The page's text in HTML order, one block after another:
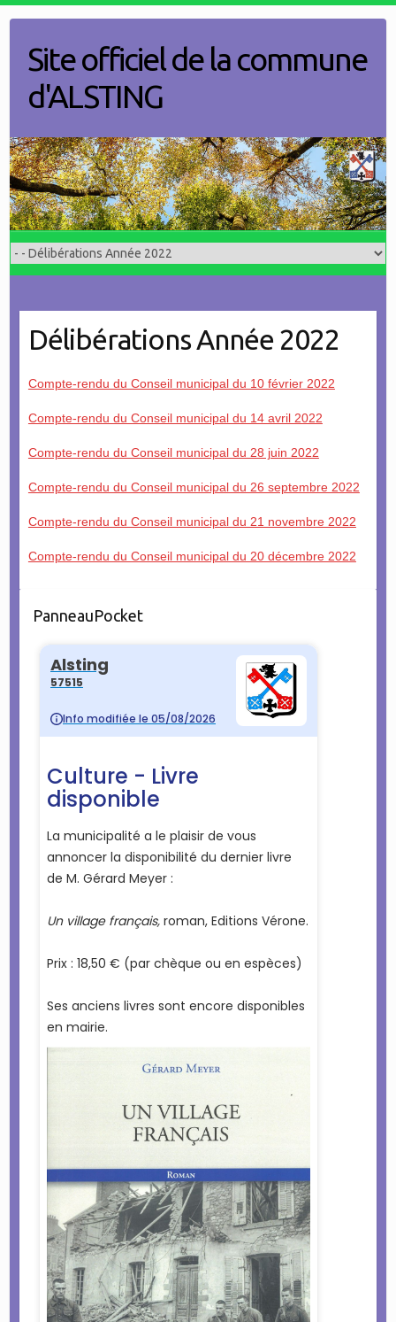
contentSite officiel de la commune
d'ALSTING
Délibérations Année 2022
Compte-rendu du Conseil municipal du 10 février 2022
Compte-rendu du Conseil municipal du 14 avril 2022
Compte-rendu du Conseil municipal du 28 juin 2022
Compte-rendu du Conseil municipal du 26 septembre 2022
Compte-rendu du Conseil municipal du 21 novembre 2022
Compte-rendu du Conseil municipal du 20 décembre 2022
PanneauPocket